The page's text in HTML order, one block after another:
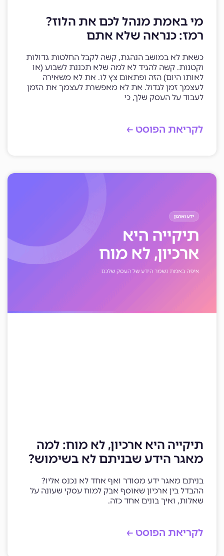
מי באמת מנהל לכם את הלוז?
רמז: כנראה שלא אתם
כשאת לא במושב הנהגת, קשה לקבל החלטות גדולות
וקטנות. קשה להגיד לא למה שלא תכננת לשבוע (או
לאותו היום) הזה ופתאום צץ לו. את לא משאירה
לעצמך זמן לגדול. את לא מאפשרת לעצמך את הזמן
לעבוד על העסק שלך, כי
לקריאת הפוסט ←
תיקייה היא ארכיון, לא מוח: למה
מאגר הידע שבניתם לא בשימוש?
בניתם מאגר ידע מסודר ואף אחד לא נכנס אליו?
ההבדל בין ארכיון שאוסף אבק למוח עסקי שעונה על
שאלות, ואיך בונים אחד כזה.
לקריאת הפוסט ←